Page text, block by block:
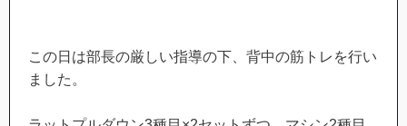
この日は部長の厳しい指導の下、背中の筋トレを行い
ました。